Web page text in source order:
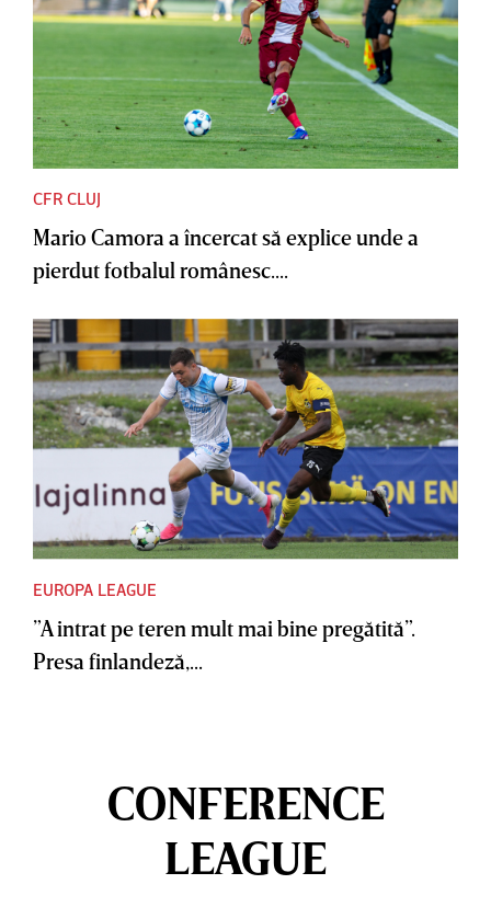
CFR CLUJ
Mario Camora a încercat să explice unde a
pierdut fotbalul românesc....
EUROPA LEAGUE
”A intrat pe teren mult mai bine pregătită”.
Presa finlandeză,...
CONFERENCE
LEAGUE